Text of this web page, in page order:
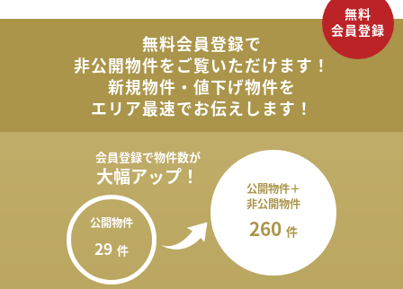
無料会員登録で
非公開物件をご覧いただけます！
新規物件・値下げ物件を
エリア最速でお伝えします！
会員登録で物件数が
大幅アップ！
公開物件
29 件
公開物件＋
非公開物件
260 件